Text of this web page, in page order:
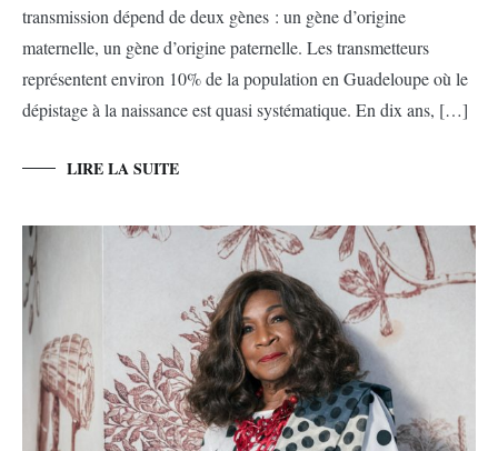
transmission dépend de deux gènes : un gène d’origine
maternelle, un gène d’origine paternelle. Les transmetteurs
représentent environ 10% de la population en Guadeloupe où le
dépistage à la naissance est quasi systématique. En dix ans, […]
LIRE LA SUITE